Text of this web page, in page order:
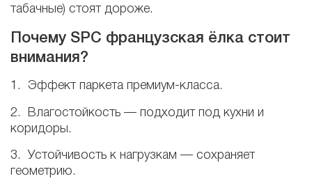
табачные) стоят дороже.
Почему SPC французская ёлка стоит
внимания?
1. Эффект паркета премиум-класса.
2. Влагостойкость — подходит под кухни и
коридоры.
3. Устойчивость к нагрузкам — сохраняет
геометрию.